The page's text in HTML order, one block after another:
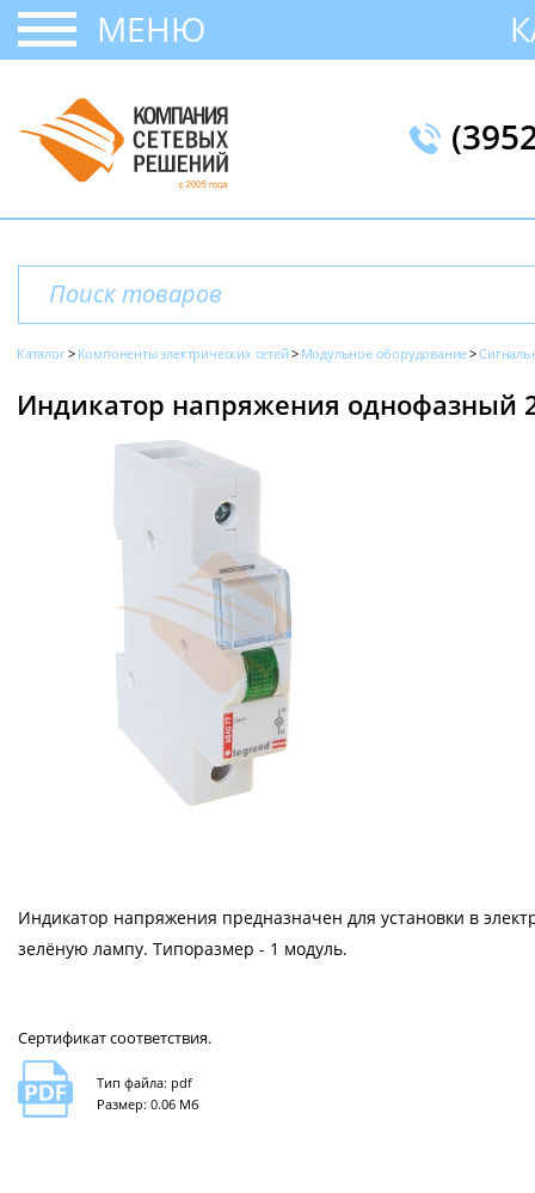
МЕНЮ
Каталог Компоненты электрических сетей Модульное оборудование
Индикатор напряжения однофазный
Индикатор напряжения предназначен для установки в
зелёную лампу. Типоразмер - 1 модуль.
Сертификат соответствия.
Тип файла: pdf
Размер: 0.06 Мб